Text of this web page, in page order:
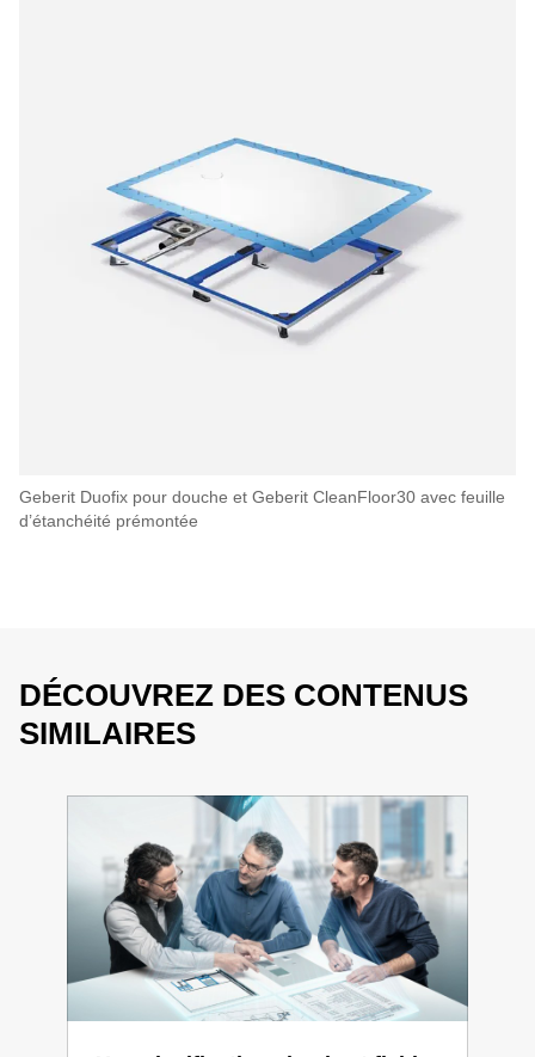
Geberit Duofix pour douche et Geberit CleanFloor30 avec feuille
d’étanchéité prémontée
DÉCOUVREZ DES CONTENUS
SIMILAIRES